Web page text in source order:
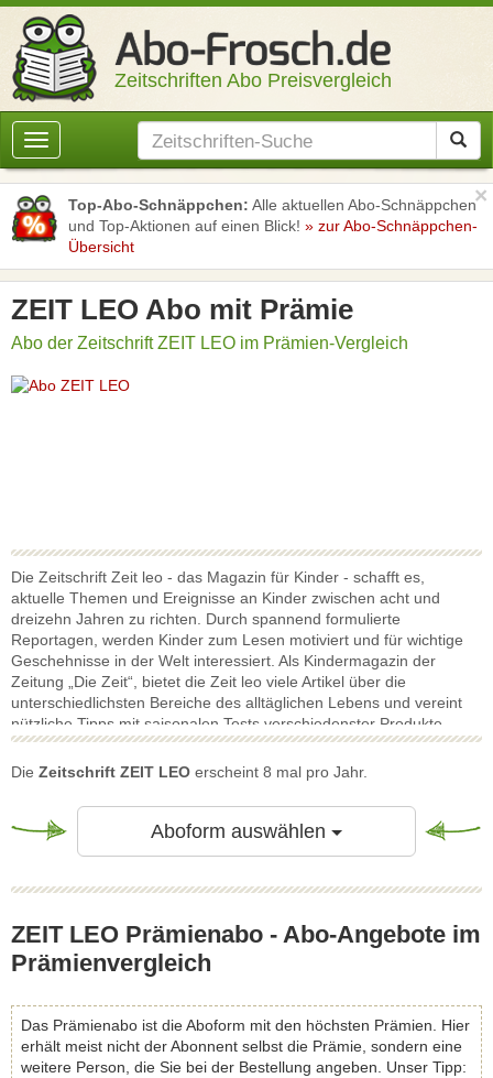
Zeitschriften Abo Preisvergleich
Toggle
navigation
Top-Abo-Schnäppchen: Alle aktuellen Abo-Schnäppchen
und Top-Aktionen auf einen Blick! » zur Abo-Schnäppchen-
Übersicht
×
ZEIT LEO Abo mit Prämie
Abo der Zeitschrift ZEIT LEO im Prämien-Vergleich
Die Zeitschrift Zeit leo - das Magazin für Kinder - schafft es,
aktuelle Themen und Ereignisse an Kinder zwischen acht und
dreizehn Jahren zu richten. Durch spannend formulierte
Reportagen, werden Kinder zum Lesen motiviert und für wichtige
Geschehnisse in der Welt interessiert. Als Kindermagazin der
Zeitung „Die Zeit“, bietet die Zeit leo viele Artikel über die
unterschiedlichsten Bereiche des alltäglichen Lebens und vereint
nützliche Tipps mit saisonalen Tests verschiedenster Produkte.
Dabei fördert die Zeitschrift eine ausgeglichene Freizeit und bringt
Kindern wichtige Aspekte und Geschehnisse in der Welt auf
spielerische Art und weise näher. Den jungen Leser erwarten breit
gefächerte Themengebiete, die sich selbst der Wirtschaft und
Forschung widmen, neben spannenden Geschichten, die neugierig
machen. Wie auch die Zeitung „Die Zeit“ punktet die Zeit leo durch
entdecken.
Die Zeitschrift ZEIT LEO erscheint 8 mal pro Jahr.
Aboform auswählen Toggle
ZEIT LEO Prämienabo - Abo-Angebote im
Prämienvergleich
Das Prämienabo ist die Aboform mit den höchsten Prämien. Hier
erhält meist nicht der Abonnent selbst die Prämie, sondern eine
weitere Person, die Sie bei der Bestellung angeben. Unser Tipp: